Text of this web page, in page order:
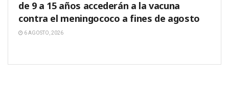
de 9 a 15 años accederán a la vacuna
contra el meningococo a fines de agosto
6 AGOSTO, 2026